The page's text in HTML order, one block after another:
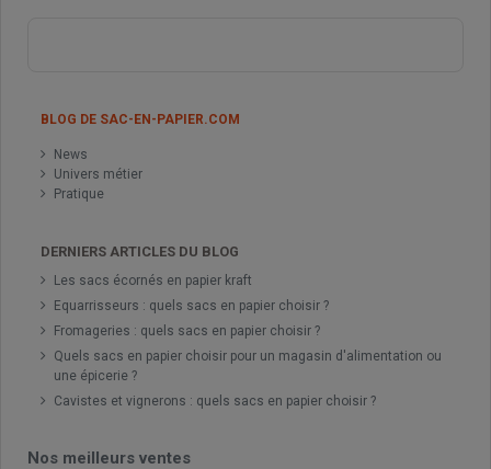
BLOG DE SAC-EN-PAPIER.COM
News
Univers métier
Pratique
DERNIERS ARTICLES DU BLOG
Les sacs écornés en papier kraft
Equarrisseurs : quels sacs en papier choisir ?
Fromageries : quels sacs en papier choisir ?
Quels sacs en papier choisir pour un magasin d'alimentation ou
une épicerie ?
Cavistes et vignerons : quels sacs en papier choisir ?
Nos meilleurs ventes